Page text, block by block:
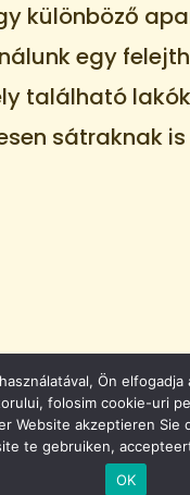
különböző
egy
található
sátraknak
Ön
folosim cookie-uri
akzeptieren
te gebruiken,
OK